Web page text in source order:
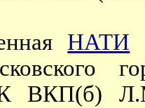
НАТИ
ВКП(б)